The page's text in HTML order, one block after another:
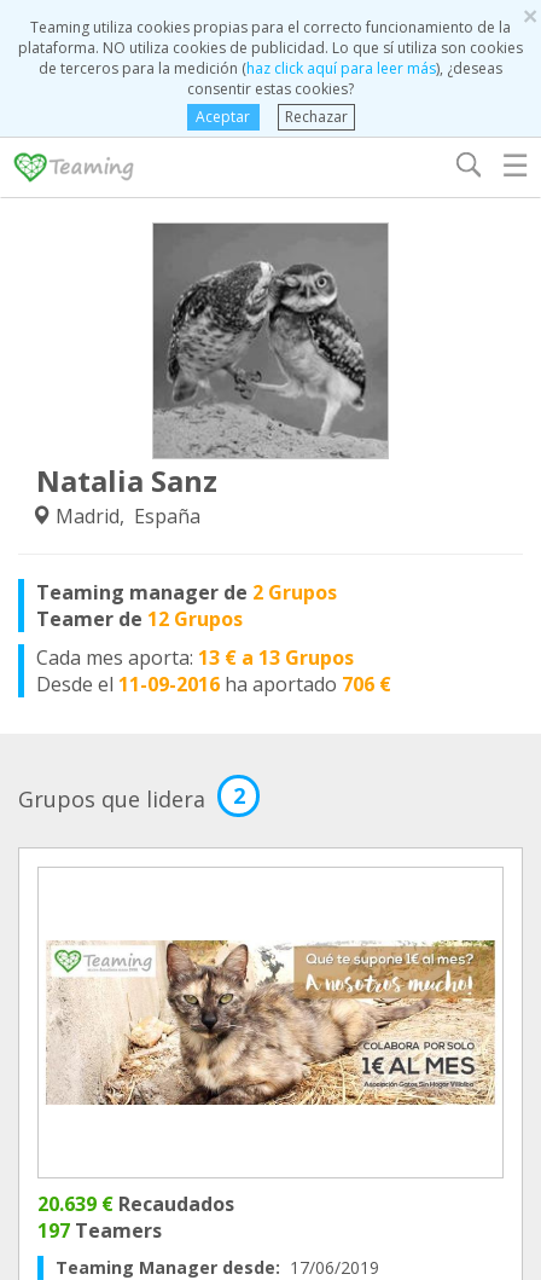
×
Teaming utiliza cookies propias para el correcto funcionamiento de la
plataforma. NO utiliza cookies de publicidad. Lo que sí utiliza son cookies
de terceros para la medición (haz click aquí para leer más), ¿deseas
consentir estas cookies?
Aceptar
Rechazar
☰
Natalia Sanz
Madrid, España
Teaming manager de 2 Grupos
Teamer de 12 Grupos
Cada mes aporta: 13 € a 13 Grupos
Desde el 11-09-2016 ha aportado 706 €
Grupos que lidera 2
20.639 € Recaudados
197 Teamers
Teaming Manager desde: 17/06/2019